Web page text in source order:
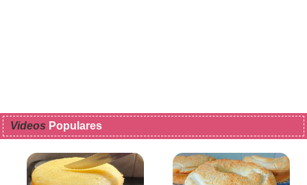
Videos Populares